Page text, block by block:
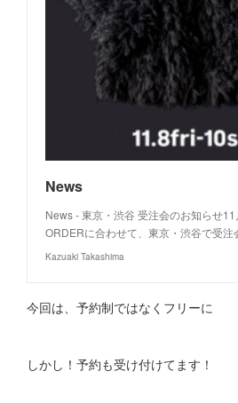
News
News - 東京・渋谷 受注会のお知らせ
ORDERに合わせて、東京・渋谷で受注
Kazuaki Takashima
今回は、予約制ではなくフリーに
しかし！予約も受け付けてます！